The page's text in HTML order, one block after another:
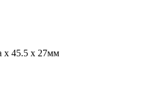
х 45.5 х 27мм